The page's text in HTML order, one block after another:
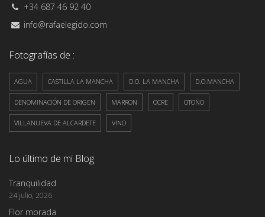
+34 687 46 92 40
info@rafaelegido.com
Fotografías de :
AGUA CASTILLA LA MANCHA D.O. LA MANCHA D.O.MANCHA
DENOMINACIÓN DE ORIGEN MARRON OCRE OTOÑO
VILLANUEVA DE ALCARDETE VINO
Lo último de mi Blog
Tranquilidad
24 julio, 2026
Flor morada